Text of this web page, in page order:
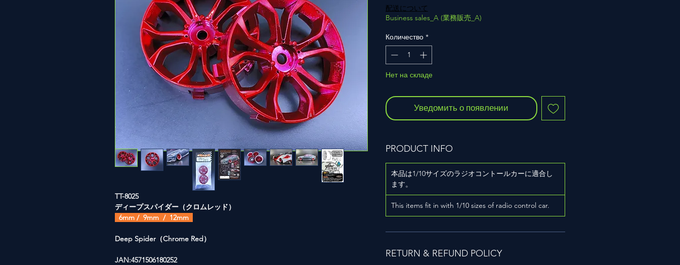
TT-8025
ディープスパイダー（クロムレッド）
6mm / 9mm / 12mm
Deep Spider（Chrome Red）
JAN:4571506180252
配送について
Business sales_A (業務販売_A)
Количество *
Нет на складе
Уведомить о появлении
PRODUCT INFO
本品は1/10サイズのラジオコントールカーに適合し
ます。
This items fit in with 1/10 sizes of radio control car.
RETURN & REFUND POLICY